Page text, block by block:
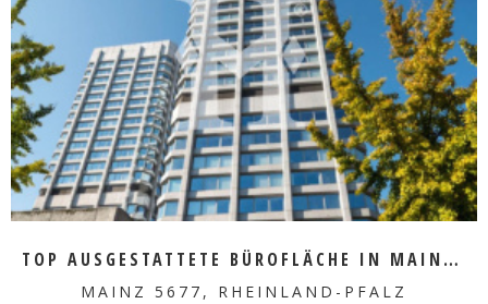
MEHR ERFAHREN
TOP AUSGESTATTETE BÜROFLÄCHE IN MAINZ ZU VERMIETEN
MAINZ 5677, RHEINLAND-PFALZ